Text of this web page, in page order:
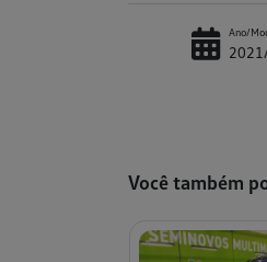
Ano/
Você também